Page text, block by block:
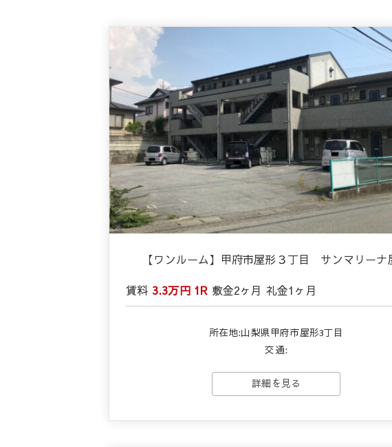
【ワンルーム】甲府市屋形３丁目 サンマリーナ
賃料 3.3万円 1R 敷金2ヶ月 礼金1ヶ月
所在地:山梨県甲府市屋形3丁目
交通:
詳細を見る